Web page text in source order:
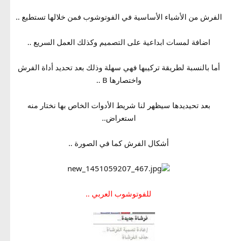
الفرش من الأشياء الأساسية في الفوتوشوب فمن خلالها تستطيع ..
اضافة لمسات ابداعية على التصميم وكذلك العمل السريع ..
أما بالنسبة لطريقة تركيبها فهي سهلة وذلك بعد تحديد أداة الفرش
واختصارها B ..
بعد تحيديدها سيظهر لنا شريط الأدوات الخاص بها نختار منه
استعراض..
أشكال الفرش كما في الصورة ..
للفوتوشوب العربي ..